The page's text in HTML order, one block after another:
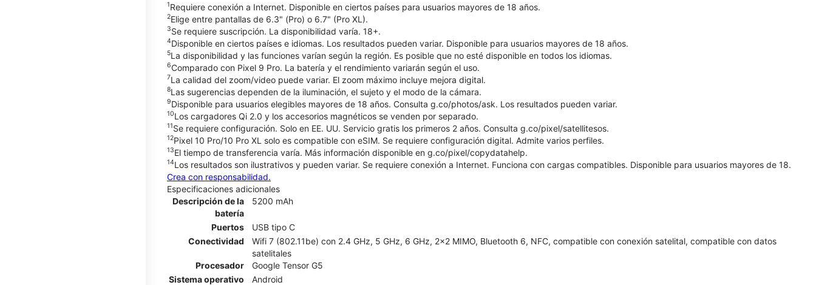
1Requiere conexión a Internet. Disponible en ciertos países para usuarios mayores de 18 años.
2Elige entre pantallas de 6.3" (Pro) o 6.7" (Pro XL).
3Se requiere suscripción. La disponibilidad varía. 18+.
4Disponible en ciertos países e idiomas. Los resultados pueden variar. Disponible para usuarios mayores de 18 años.
5La disponibilidad y las funciones varían según la región. Es posible que no esté disponible en todos los idiomas.
6Comparado con Pixel 9 Pro. La batería y el rendimiento variarán según el uso.
7La calidad del zoom/video puede variar. El zoom máximo incluye mejora digital.
8Las sugerencias dependen de la iluminación, el sujeto y el modo de la cámara.
9Disponible para usuarios elegibles mayores de 18 años. Consulta g.co/photos/ask. Los resultados pueden variar.
10Los cargadores Qi 2.0 y los accesorios magnéticos se venden por separado.
11Se requiere configuración. Solo en EE. UU. Servicio gratis los primeros 2 años. Consulta g.co/pixel/satellitesos.
12Pixel 10 Pro/10 Pro XL solo es compatible con eSIM. Se requiere configuración digital. Admite varios perfiles.
13El tiempo de transferencia varía. Más información disponible en g.co/pixel/copydatahelp.
14Los resultados son ilustrativos y pueden variar. Se requiere conexión a Internet. Funciona con cargas compatibles. Disponible para usuarios mayores de 18.
Crea con responsabilidad.
Especificaciones adicionales
Descripción de la
batería
5200 mAh
Puertos
USB tipo C
Conectividad
Wifi 7 (802.11be) con 2.4 GHz, 5 GHz, 6 GHz, 2x2 MIMO, Bluetooth 6, NFC, compatible con conexión satelital, compatible con datos
satelitales
Procesador
Google Tensor G5
Sistema operativo
Android